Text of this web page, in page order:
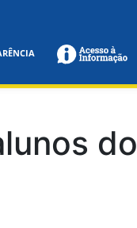
do